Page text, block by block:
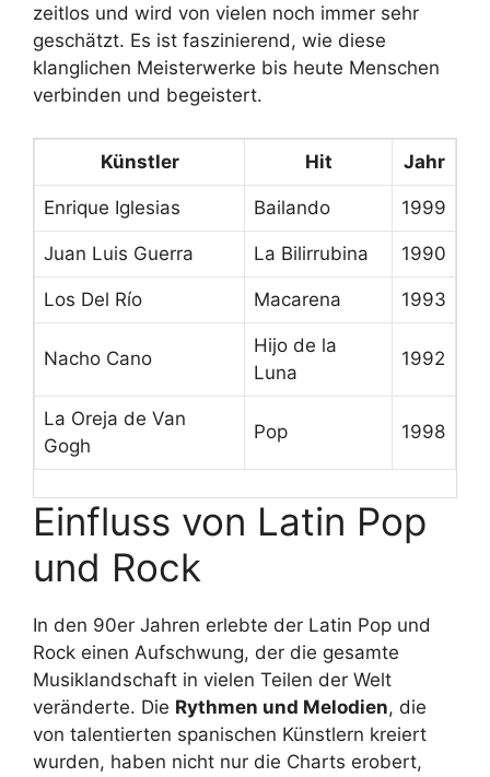
zeitlos und wird von vielen noch immer sehr
geschätzt. Es ist faszinierend, wie diese
klanglichen Meisterwerke bis heute Menschen
verbinden und begeistert.
Künstler Hit Jahr
Enrique Iglesias Bailando 1999
Juan Luis Guerra La Bilirrubina 1990
Los Del Río Macarena 1993
Nacho Cano
Hijo de la
Luna
1992
La Oreja de Van
Gogh
Pop 1998
Einfluss von Latin Pop
und Rock
In den 90er Jahren erlebte der Latin Pop und
Rock einen Aufschwung, der die gesamte
Musiklandschaft in vielen Teilen der Welt
veränderte. Die Rythmen und Melodien, die
von talentierten spanischen Künstlern kreiert
wurden, haben nicht nur die Charts erobert,